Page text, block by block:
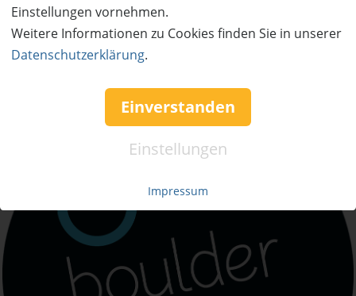
Einstellungen vornehmen.
Weitere Informationen zu Cookies finden Sie in unserer
Datenschutzerklärung.
Einverstanden
Einstellungen
Impressum